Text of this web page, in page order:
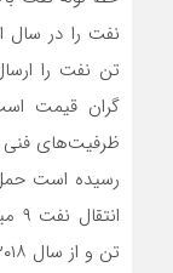
تن نفت را
گران قیمت
تن و از سال ۲۰۱۸ – فقط ۲ میلیون تن بوده است.